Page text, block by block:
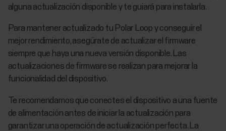
alguna actualización disponible y te guiará para instalarla.
Para mantener actualizado tu Polar Loop y conseguir el
mejor rendimiento, asegúrate de actualizar el firmware
siempre que haya una nueva versión disponible. Las
actualizaciones de firmware se realizan para mejorar la
funcionalidad del dispositivo.
Te recomendamos que conectes el dispositivo a una fuente
de alimentación antes de iniciar la actualización para
garantizar una operación de actualización perfecta. La